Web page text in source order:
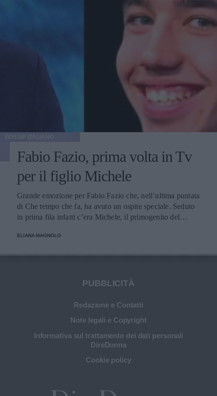
Fabio Fazio, prima volta in Tv
per il figlio Michele
Grande emozione per Fabio Fazio che, nell’ultima puntata
di Che tempo che fa, ha avuto un ospite speciale. Seduto
in prima fila infatti c’era Michele, il primogenito del
trasmissione televisiva.
ELIANA MAGNOLO
PUBBLICITÀ
Redazione e Contatti
Note legali e Copyright
Informativa sul trattamento dei dati personali
DireDonna
Cookie policy